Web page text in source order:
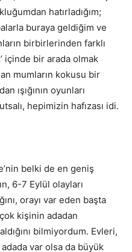
hatırladığım;
buraya geldiğim ve
birbirlerinden farklı
içinde bir arada olmak
mumların kokusu bir
ışığının oyunları
hepimizin hafızası idi.
belki de en geniş
6-7 Eylül olayları
orayı var eden başta
kişinin adadan
bilmiyordum. Evleri,
var olsa da büyük